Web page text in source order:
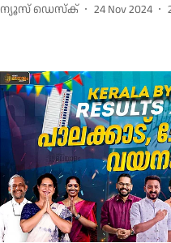
ന്യൂസ് ഡെസ്ക് 24 Nov 2024